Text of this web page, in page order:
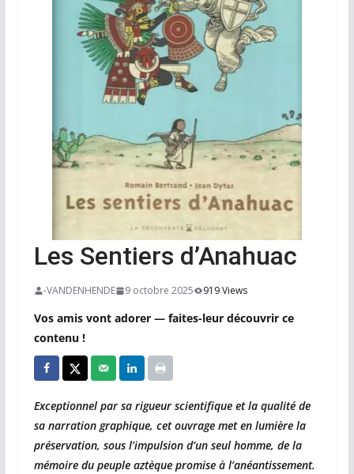
Les Sentiers d’Anahuac
-VANDENHENDE 9 octobre 2025 919 Views
Vos amis vont adorer — faites-leur découvrir ce
contenu !
Exceptionnel par sa rigueur scientifique et la qualité de
sa narration graphique, cet ouvrage met en lumière la
préservation, sous l’impulsion d’un seul homme, de la
mémoire du peuple aztèque promise à l’anéantissement.